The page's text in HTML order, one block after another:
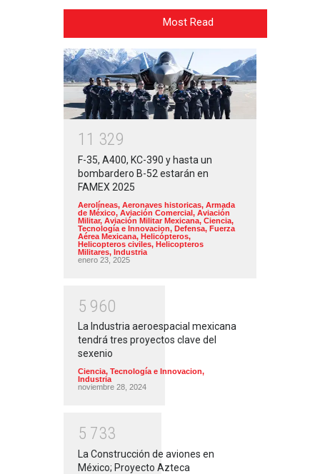
Most Read
1 1 329
F-35, A400, KC-390 y hasta un
bombardero B-52 estarán en
FAMEX 2025
Aerolíneas, Aeronaves historicas, Armada
de México, Aviación Comercial, Aviación
Militar, Aviación Militar Mexicana, Ciencia,
Tecnología e Innovacion, Defensa, Fuerza
Aérea Mexicana, Helicópteros,
Helicopteros civiles, Helicopteros
Militares, Industria
enero 23, 2025
5 960
La Industria aeroespacial mexicana
tendrá tres proyectos clave del
sexenio
Ciencia, Tecnología e Innovacion,
Industria
noviembre 28, 2024
5 733
La Construcción de aviones en
México; Proyecto Azteca